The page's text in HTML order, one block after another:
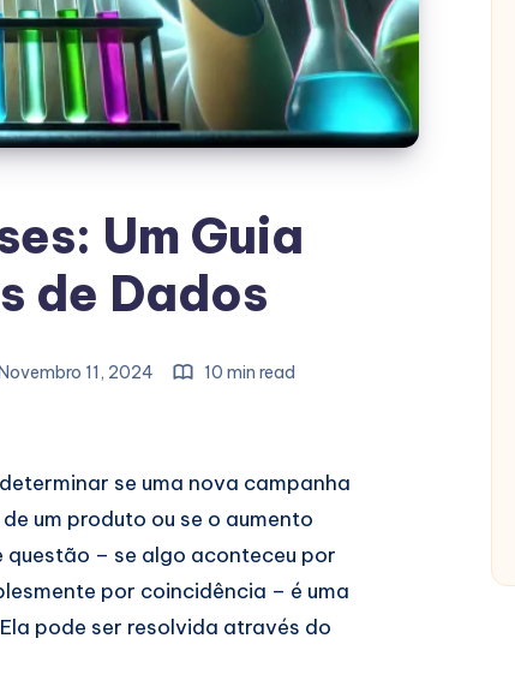
Um Guia
de Dados
11, 2024 10 min read
se uma nova campanha
um produto ou se o aumento
– se algo aconteceu por
por coincidência – é uma
pode ser resolvida através do